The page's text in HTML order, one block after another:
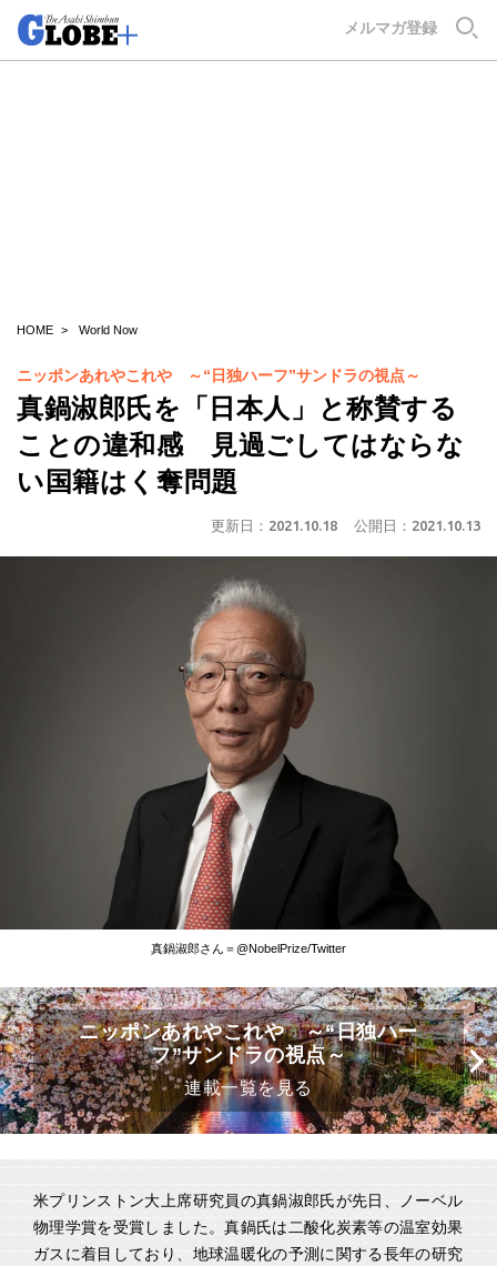
メルマガ登録
HOME World Now
ニッポンあれやこれや ～“日独ハーフ”サンドラの視点～
真鍋淑郎氏を「日本人」と称賛する
ことの違和感 見過ごしてはならな
い国籍はく奪問題
更新日： 2021.10.18 公開日： 2021.10.13
真鍋淑郎さん＝@NobelPrize/Twitter
ニッポンあれやこれや ～“日独ハー
フ”サンドラの視点～
連載一覧を見る
米プリンストン大上席研究員の真鍋淑郎氏が先日、ノーベル
物理学賞を受賞しました。真鍋氏は二酸化炭素等の温室効果
ガスに着目しており、地球温暖化の予測に関する長年の研究